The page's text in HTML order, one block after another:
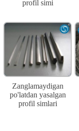
profil simi
Zanglamaydigan
po'latdan yasalgan
profil simlari